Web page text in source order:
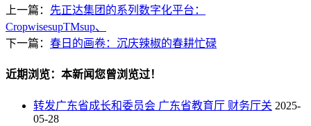
上一篇： 先正达集团的系列数字化平台：
CropwisesupTMsup、
下一篇： 春日的画卷：沉庆辣椒的春耕忙碌
近期浏览：本新闻您曾浏览过！
转发广东省成长和委员会 广东省教育厅 财务厅关 2025-
05-28